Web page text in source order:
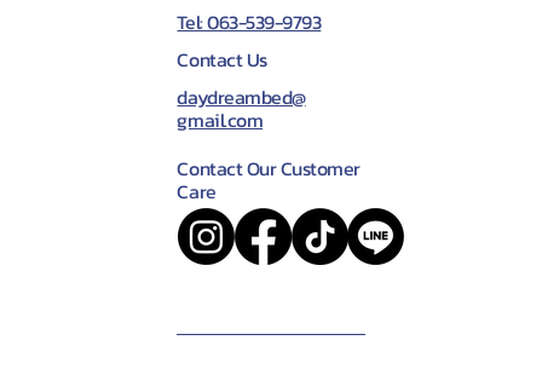
Contact Us
Tel: 063-539-9793
daydreambed@
gmail.com
Contact Our Customer
Care